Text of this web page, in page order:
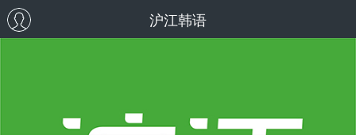
沪江韩语